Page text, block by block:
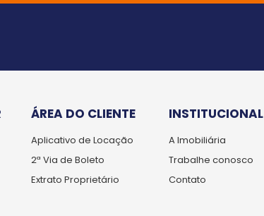
ÁREA DO CLIENTE
Aplicativo de Locação
2ª Via de Boleto
Extrato Proprietário
INSTITUCIONAL
A Imobiliária
Trabalhe conosco
Contato